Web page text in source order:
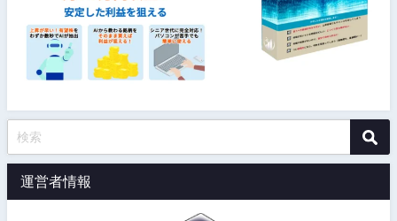
運営者情報